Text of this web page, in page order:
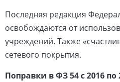
Последняя редакция
освобождаются от
учреждений. Также
сетевого покрытия.
Поправки в ФЗ 54 с 2016 по